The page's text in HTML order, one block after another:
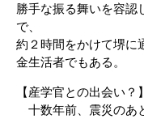
勝手な振る舞いを容認
で、
約２時間をかけて堺に
金生活者でもある。
【産学官との出会い？】
十数年前、震災のあ